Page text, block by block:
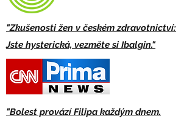
"Zkušenosti žen v českém zdravotnictví:
Jste hysterická, vezměte si Ibalgin."
"Bolest provází Filipa každým dnem.